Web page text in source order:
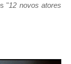
"12 novos atores